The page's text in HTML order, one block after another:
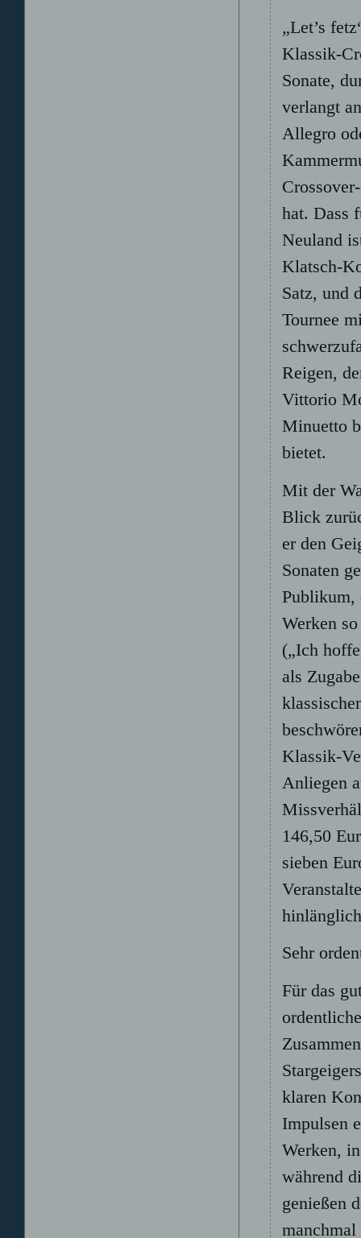
„Let’s
Klassik-
Sonate,
verlangt
Allegro
hat. Dass
Neuland
Klatsch-
Satz, und
Tournee
Reigen,
Vittorio
Minuetto
bietet.
Mit der
Blick
er den
Sonaten
Publikum,
Werken
(„Ich
als
Klassik-
Anliegen
146,50
sieben
Sehr
Für das
klaren
Impulsen
Werken,
während
genießen
manchmal